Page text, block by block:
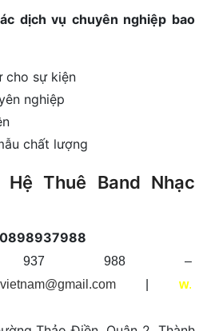
dịch vụ chuyên nghiệp bao
cho sự kiện
nghiệp
chất lượng
Thuê Band Nhạc
0898937988
988 –
|w.